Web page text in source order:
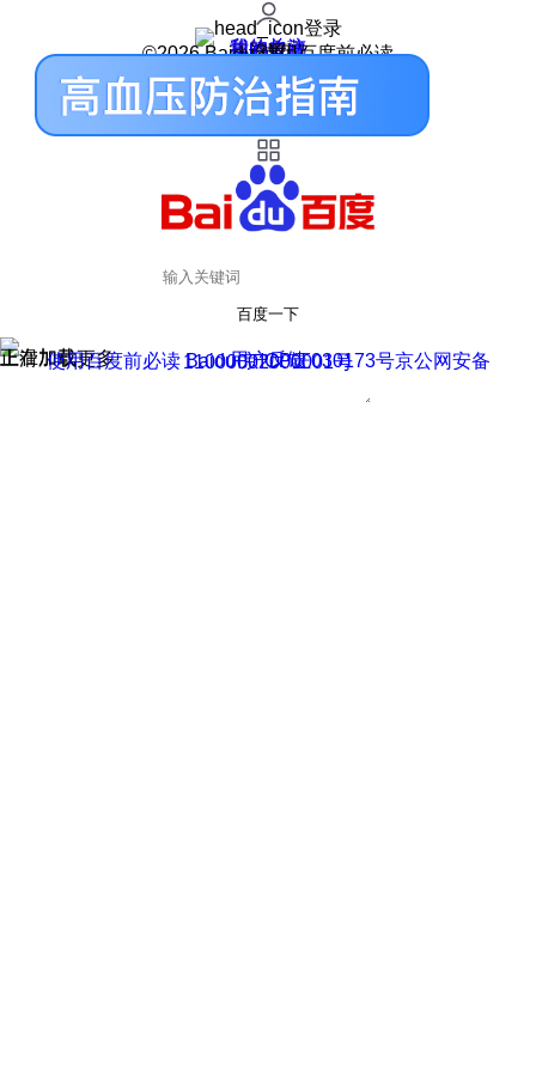
登录
我的关注
我的收藏
皮肤中心
用户反馈
设置
©2026 Baidu 使用百度前必读
百度一下
正在加载
上滑加载更多 用户反馈
使用百度前必读 Baidu 京ICP证030173号
京公网安备11000002000001号